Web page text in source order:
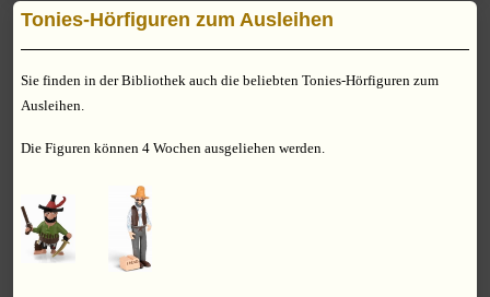
Tonies-Hörfiguren zum Ausleihen
Sie finden in der Bibliothek auch die beliebten Tonies-Hörfiguren zum
Ausleihen.
Die Figuren können 4 Wochen ausgeliehen werden.